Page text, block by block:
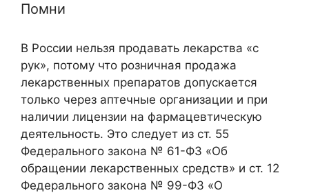
Помни
В России нельзя продавать лекарства «с
рук», потому что розничная продажа
лекарственных препаратов допускается
только через аптечные организации и при
наличии лицензии на фармацевтическую
деятельность. Это следует из ст. 55
Федерального закона № 61-ФЗ «Об
обращении лекарственных средств» и ст. 12
Федерального закона № 99-ФЗ «О